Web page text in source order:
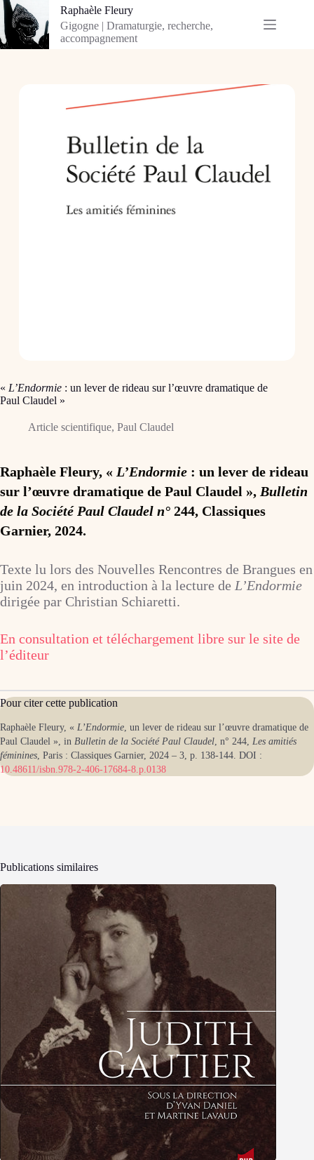
Passer
contenu
Raphaèle Fleury
Gigogne | Dramaturgie, recherche,
accompagnement
« L’Endormie : un lever de rideau sur l’œuvre dramatique de
Paul Claudel »
Article scientifique, Paul Claudel
Raphaèle Fleury, « L’Endormie : un lever de rideau
sur l’œuvre dramatique de Paul Claudel », Bulletin
de la Société Paul Claudel n° 244, Classiques
Garnier, 2024.
Texte lu lors des Nouvelles Rencontres de Brangues en
juin 2024, en introduction à la lecture de L’Endormie
dirigée par Christian Schiaretti.
En consultation et téléchargement libre sur le site de
l’éditeur
Pour citer cette publication
Raphaèle Fleury, « L’Endormie , un lever de rideau sur l’œuvre dramatique de
Paul Claudel », in Bulletin de la Société Paul Claudel , n° 244, Les amitiés
féminines , Paris : Classiques Garnier, 2024 – 3, p. 138-144. DOI :
10.48611/isbn.978-2-406-17684-8.p.0138
Publications similaires